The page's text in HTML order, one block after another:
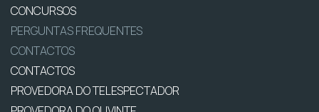
CONCURSOS
PERGUNTAS FREQUENTES
CONTACTOS
CONTACTOS
PROVEDORA DO TELESPECTADOR